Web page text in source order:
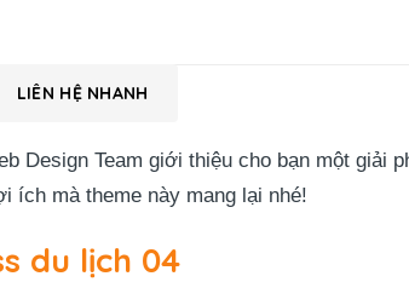
LIÊN HỆ NHANH
Design Team giới thiệu cho bạn một giải
ích mà theme này mang lại nhé!
du lịch 04